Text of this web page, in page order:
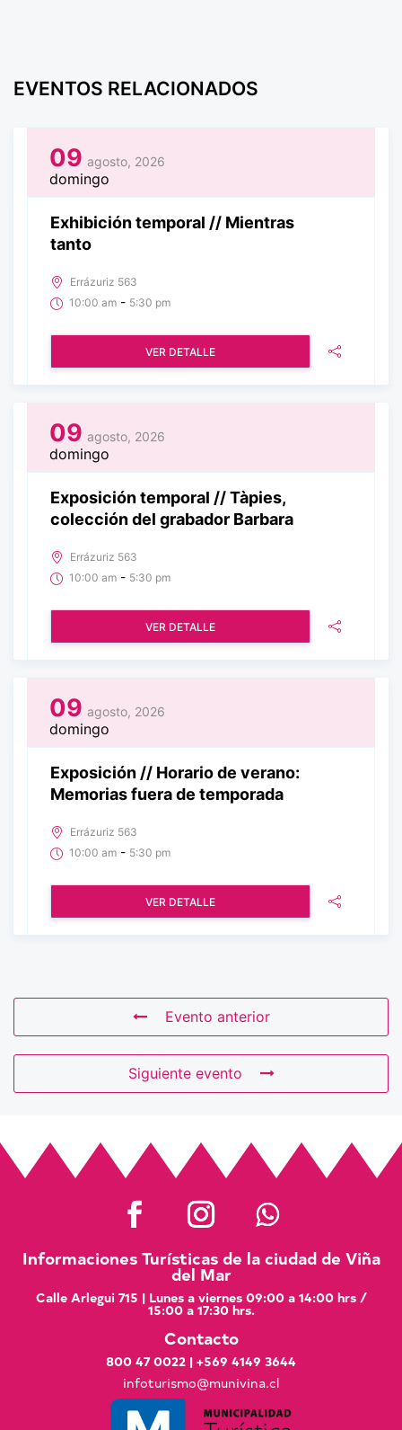
EVENTOS RELACIONADOS
09 agosto, 2026
domingo
Exhibición temporal // Mientras
tanto
Errázuriz 563
10:00 am - 5:30 pm
VER DETALLE
09 agosto, 2026
domingo
Exposición temporal // Tàpies,
colección del grabador Barbara
Errázuriz 563
10:00 am - 5:30 pm
VER DETALLE
09 agosto, 2026
domingo
Exposición // Horario de verano:
Memorias fuera de temporada
Errázuriz 563
10:00 am - 5:30 pm
VER DETALLE
Evento anterior
Siguiente evento
Informaciones Turísticas de la ciudad de Viña
del Mar
Calle Arlegui 715 | Lunes a viernes 09:00 a 14:00 hrs /
15:00 a 17:30 hrs.
Contacto
800 47 0022 | +569 4149 3644
infoturismo@munivina.cl